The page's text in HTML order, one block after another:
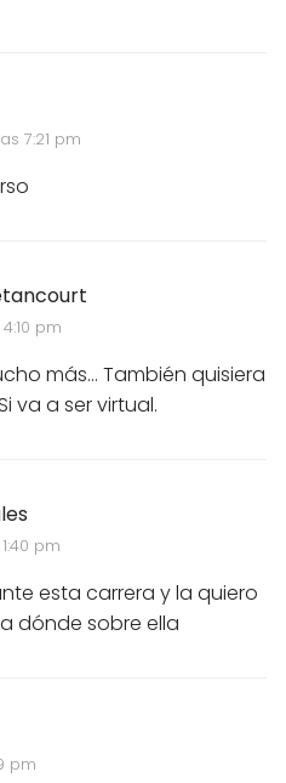
7:21 pm
pm
más... También quisiera
va a ser virtual.
pm
esta carrera y la quiero
dónde sobre ella
pm